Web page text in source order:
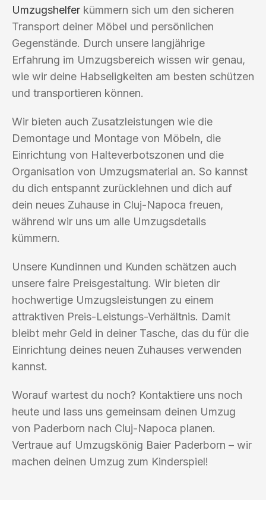
Umzugshelfer kümmern sich um den sicheren
Transport deiner Möbel und persönlichen
Gegenstände. Durch unsere langjährige
Erfahrung im Umzugsbereich wissen wir genau,
wie wir deine Habseligkeiten am besten schützen
und transportieren können.
Wir bieten auch Zusatzleistungen wie die
Demontage und Montage von Möbeln, die
Einrichtung von Halteverbotszonen und die
Organisation von Umzugsmaterial an. So kannst
du dich entspannt zurücklehnen und dich auf
dein neues Zuhause in Cluj-Napoca freuen,
während wir uns um alle Umzugsdetails
kümmern.
Unsere Kundinnen und Kunden schätzen auch
unsere faire Preisgestaltung. Wir bieten dir
hochwertige Umzugsleistungen zu einem
attraktiven Preis-Leistungs-Verhältnis. Damit
bleibt mehr Geld in deiner Tasche, das du für die
Einrichtung deines neuen Zuhauses verwenden
kannst.
Worauf wartest du noch? Kontaktiere uns noch
heute und lass uns gemeinsam deinen Umzug
von Paderborn nach Cluj-Napoca planen.
Vertraue auf Umzugskönig Baier Paderborn – wir
machen deinen Umzug zum Kinderspiel!